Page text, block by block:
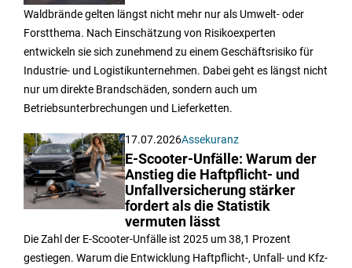
Waldbrände gelten längst nicht mehr nur als Umwelt- oder
Forstthema. Nach Einschätzung von Risikoexperten
entwickeln sie sich zunehmend zu einem Geschäftsrisiko für
Industrie- und Logistikunternehmen. Dabei geht es längst nicht
nur um direkte Brandschäden, sondern auch um
Betriebsunterbrechungen und Lieferketten.
17.07.2026Assekuranz
E-Scooter-Unfälle: Warum der
Anstieg die Haftpflicht- und
Unfallversicherung stärker
fordert als die Statistik
vermuten lässt
Die Zahl der E-Scooter-Unfälle ist 2025 um 38,1 Prozent
gestiegen. Warum die Entwicklung Haftpflicht-, Unfall- und Kfz-